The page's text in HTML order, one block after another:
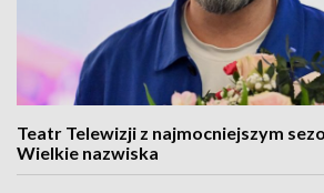
Teatr Telewizji z najmocniejszym
Wielkie nazwiska